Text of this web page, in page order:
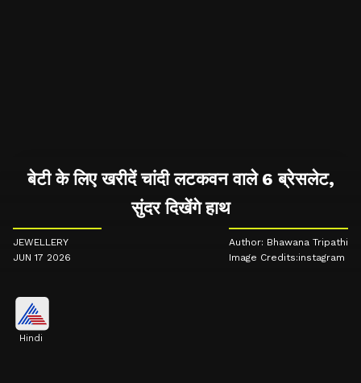
बेटी के लिए खरीदें चांदी लटकवन वाले 6 ब्रेसलेट,
सुंदर दिखेंगे हाथ
JEWELLERY
JUN 17 2026
Author: Bhawana Tripathi
Image Credits:instagram
Hindi